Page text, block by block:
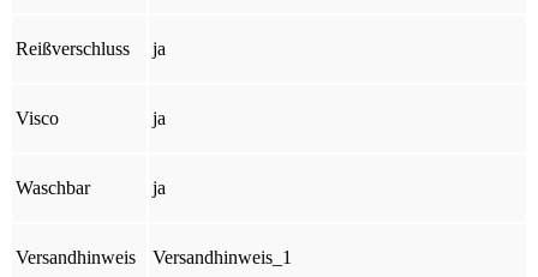
Reißverschluss ja
Visco ja
Waschbar ja
Versandhinweis Versandhinweis_1